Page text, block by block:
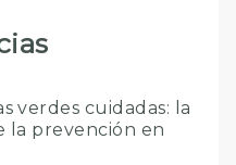
verdes cuidadas: la
la prevención en